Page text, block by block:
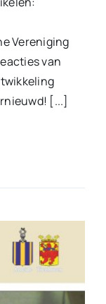
Vereniging
van
[...]